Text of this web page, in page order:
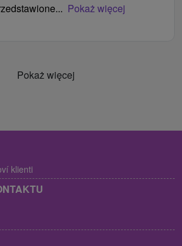
Pokaż więcej
Pokaż więcej
klienti